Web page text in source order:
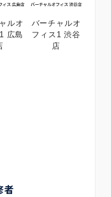
ルオ
広島
バーチャルオ
フィス1 渋谷
店
者